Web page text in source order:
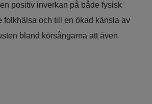
positiv inverkan på både fysisk
folkhälsa och till en ökad känsla av
bland körsångarna att även